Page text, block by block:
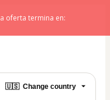
oferta termina en:
🇺🇸 Change country